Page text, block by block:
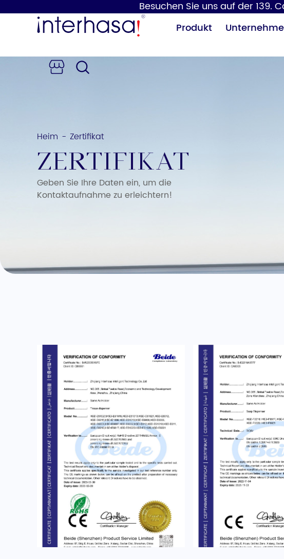
Besuchen Sie uns auf der 139.
Produkt
Händetrockner Seifenspender
Heim - Zertifikat
Zertifikat
Geben Sie Ihre Daten ein, um die
Kontaktaufnahme zu erleichtern!